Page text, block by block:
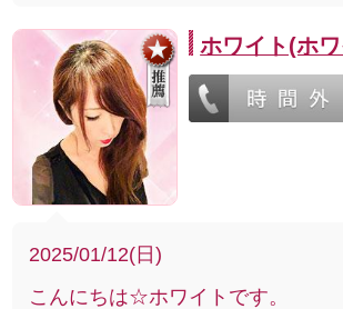
ホワイト(ホ
2025/01/12(日)
こんにちは☆ホワイトです。